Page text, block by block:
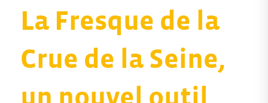
La Fresque de la
Crue de la Seine,